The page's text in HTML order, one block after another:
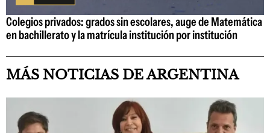
Colegios privados: grados sin escolares, auge de Matemática
en bachillerato y la matrícula institución por institución
MÁS NOTICIAS DE ARGENTINA